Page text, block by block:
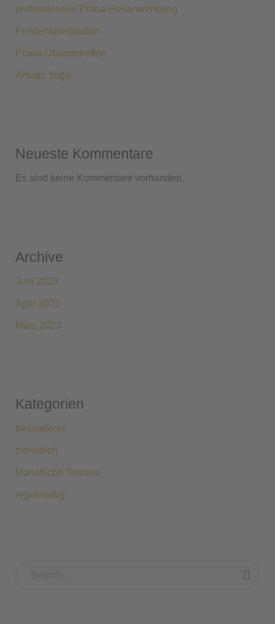
professionelle Prana-Heilanwendung
Friedensmeditation
Prana-Übungstreffen
Arhatic Yoga
Neueste Kommentare
Es sind keine Kommentare vorhanden.
Archive
Juni 2023
April 2023
März 2023
Kategorien
besonderes
monatlich
Monatliche Termine
regelmäßig